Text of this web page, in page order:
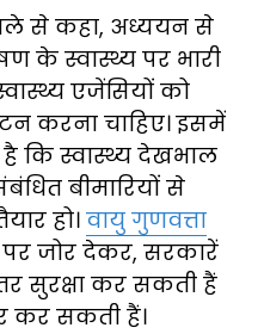
से कहा, अध्ययन से
के स्वास्थ्य पर भारी
एजेंसियों को
करना चाहिए। इसमें
कि स्वास्थ्य देखभाल
बीमारियों से
हो। वायु गुणवत्ता
पर जोर देकर, सरकारें
सुरक्षा कर सकती हैं
सकती हैं।